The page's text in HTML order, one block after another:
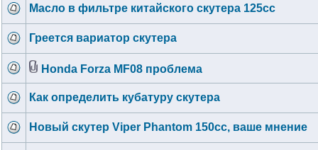
Масло в фильтре китайского скутера 125сс
Греется вариатор скутера
Honda Forza MF08 проблема
Как определить кубатуру скутера
Новый скутер Viper Phantom 150cc, ваше мнение